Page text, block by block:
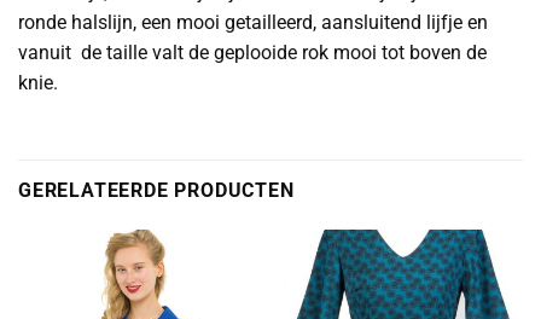
ronde halslijn, een mooi getailleerd, aansluitend lijfje en
vanuit de taille valt de geplooide rok mooi tot boven de
knie.
GERELATEERDE PRODUCTEN